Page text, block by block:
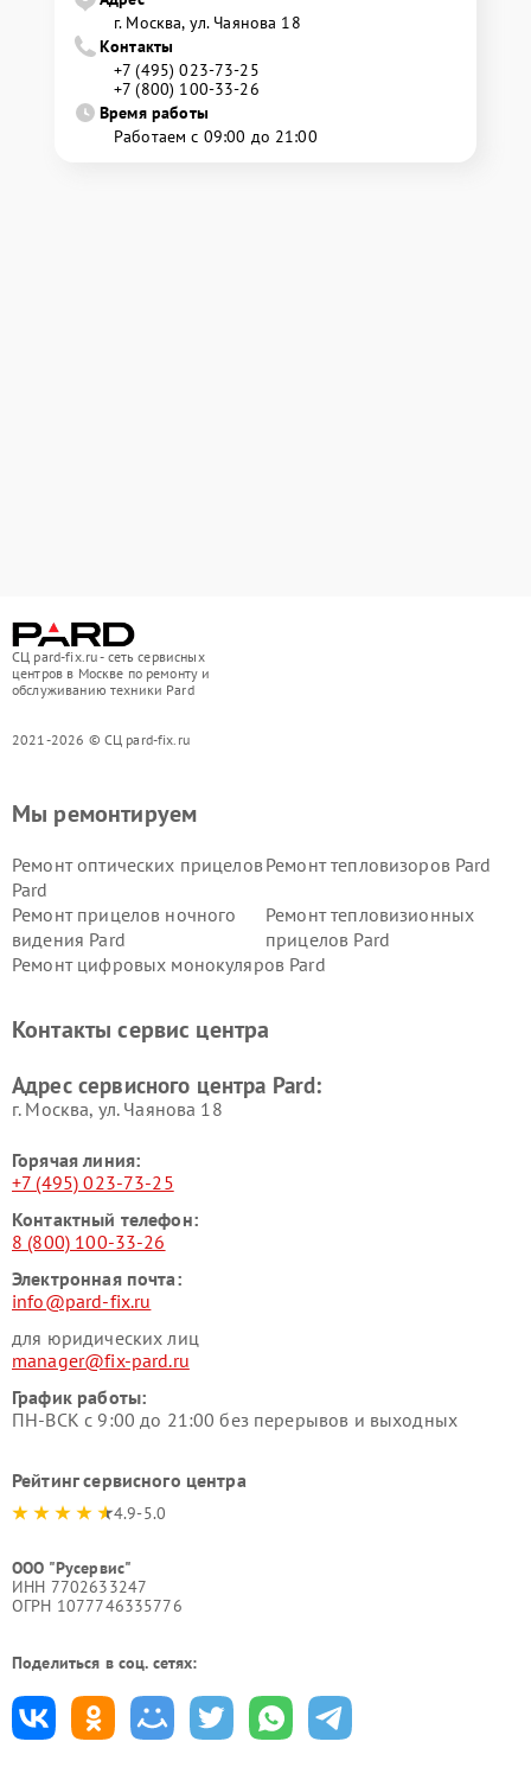
г. Москва, ул. Чаянова 18
Контакты
+7 (495) 023-73-25
+7 (800) 100-33-26
Время работы
Работаем с 09:00 до 21:00
СЦ pard-fix.ru - сеть сервисных
центров в Москве по ремонту и
обслуживанию техники Pard
2021-2026 © СЦ pard-fix.ru
Мы ремонтируем
Ремонт оптических прицелов
Pard
Ремонт тепловизоров Pard
Ремонт прицелов ночного
видения Pard
Ремонт тепловизионных
прицелов Pard
Ремонт цифровых монокуляров Pard
Контакты сервис центра
Адрес сервисного центра Pard:
г. Москва, ул. Чаянова 18
Горячая линия:
+7 (495) 023-73-25
Контактный телефон:
8 (800) 100-33-26
Электронная почта:
info@pard-fix.ru
для юридических лиц
manager@fix-pard.ru
График работы:
ПН-ВСК с 9:00 до 21:00 без перерывов и выходных
Рейтинг сервисного центра
4.9-5.0
ООО "Русервис"
ИНН 7702633247
ОГРН 1077746335776
Поделиться в соц. сетях: